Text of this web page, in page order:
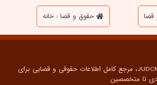
قضا حقوق و قضا : خانه
اطلاعات حقوقی - JUDCMS، مرجع کامل اطلاعات حقوقی و قضایی برای
تا متخصصین